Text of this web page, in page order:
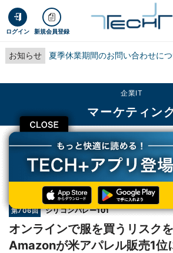
ログイン 新規会員登録
お知らせ 夏季休業期間のお問い合わせに
CLOSE
企業IT
マーケティン
TECH+ 企業IT
マーケティング
オンラインで服を買うリスクを軽減、年内に
第706回 シリコンバレー101
オンラインで服を買うリスク
Amazonが米アパレル販売1位